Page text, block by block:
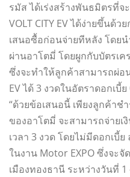
รมัส ได้เร่งสร้างพันธมิตรที่
VOLT CITY EV ได้ง่ายขึ้นด้
เสนอซื้อก่อนจ่ายทีหลัง โดย
ผ่านอาโตมี่ โดยผูกกับบัตรเ
ซึ่งจะทำให้ลูกค้าสามารถผ่อ
EV ได้ 3 งวดในอัตราดอกเบี้ย
“ด้วยข้อเสนอนี้ เพียงลูกค้าช
ของอาโตมี่ จะสามารถจ่ายเ
เวลา 3 งวด โดยไม่มีดอกเบี้
ในงาน Motor EXPO ซึ่งจะ
เมืองทองธานี ระหว่างวันที่